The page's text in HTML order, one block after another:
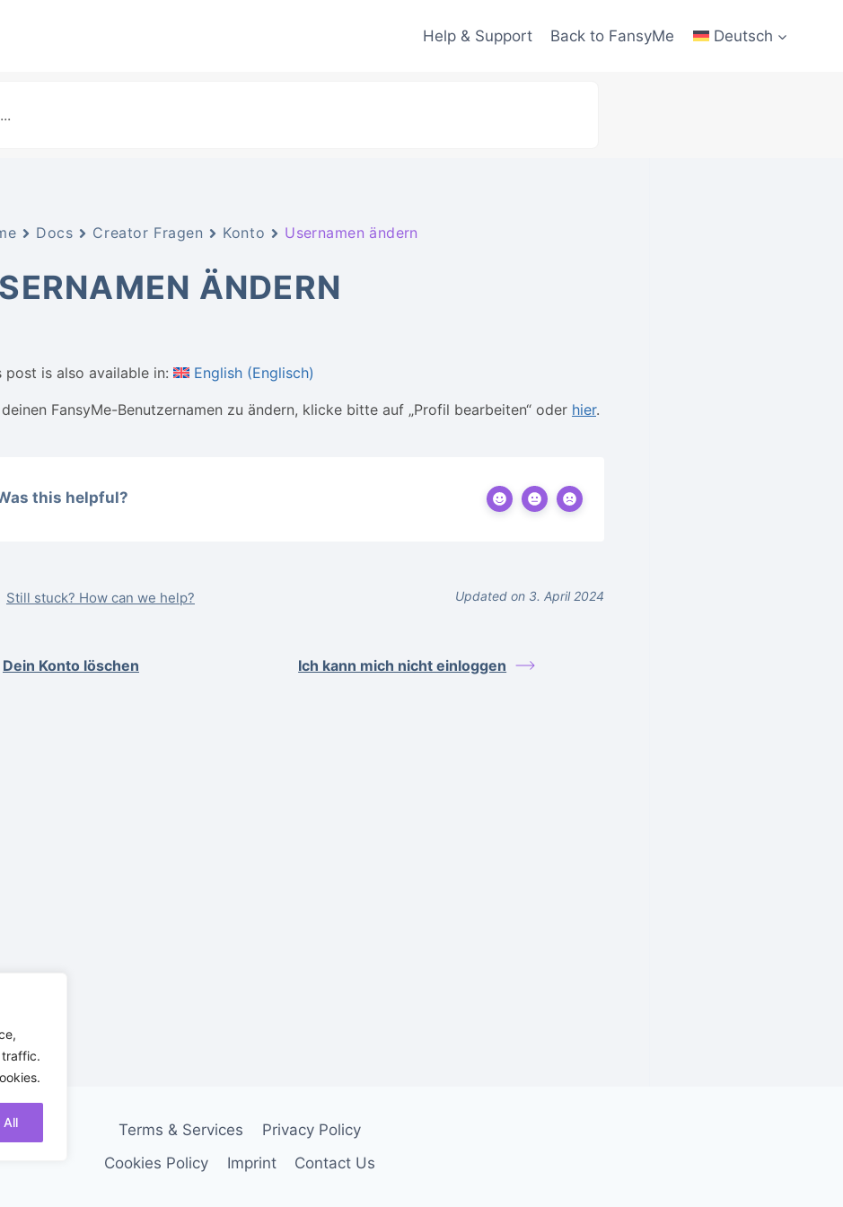
traffic.
All
Help & Support Back to FansyMe Deutsch
Docs Creator Fragen Konto Usernamen ändern
ÄNDERN
post is also available in: English(Englisch)
FansyMe-Benutzernamen zu ändern, klicke bitte auf „Profil bearbeiten“ oder hier.
this helpful?
Still stuck? How can we help? Updated on 3. April 2024
Dein Konto löschen Ich kann mich nicht einloggen
Terms & Services
Privacy Policy
Cookies Policy
Imprint Contact Us